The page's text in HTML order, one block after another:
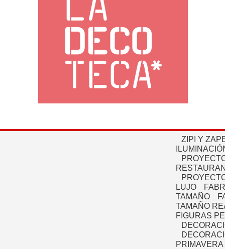
ZIPI Y
LUJO
TAMAÑO
TAMAÑO
FIGURAS
PRIMAVERA